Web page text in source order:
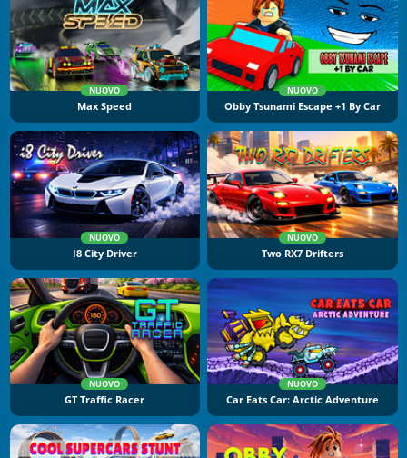
NUOVO
Max Speed
NUOVO
Obby Tsunami Escape +1 By Car
NUOVO
I8 City Driver
NUOVO
Two RX7 Drifters
NUOVO
GT Traffic Racer
NUOVO
Car Eats Car: Arctic Adventure